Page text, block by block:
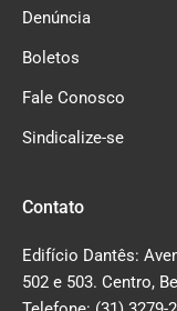
Denúncia
Boletos
Fale Conosco
Sindicalize-se
Contato
Edifício Dantês:
502 e 503. Centro,